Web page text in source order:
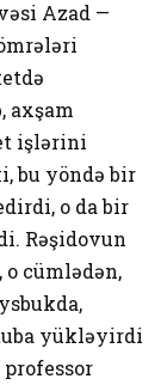
Azad —
axşam
işlərini
bu yöndə bir
o da bir
Rəşidovun
o cümlədən,
yükləyirdi